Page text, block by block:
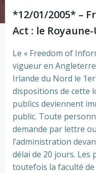
*12/01/2005* –
Act : le
Le « Freedom of
vigueur en
Irlande du Nord le
dispositions de cette
publics deviennent
public. Toute
demande par lettre
l’administration
délai de 20 jours.
toutefois la faculté